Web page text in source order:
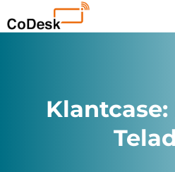
Klantcase: